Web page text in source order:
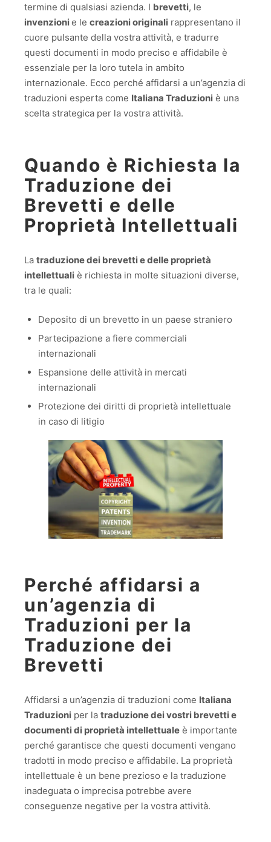
termine di qualsiasi azienda. I brevetti, le
invenzionie le creazioni originali rappresentano il
cuore pulsante della vostra attività, e tradurre
questi documenti in modo preciso e affidabile è
essenziale per la loro tutela in ambito
internazionale. Ecco perché affidarsi a un’agenzia di
traduzioni esperta come Italiana Traduzioni è una
scelta strategica per la vostra attività.
Quando è Richiesta la
Traduzione dei
Brevetti e delle
Proprietà Intellettuali
La traduzione dei brevetti e delle proprietà
intellettuali è richiesta in molte situazioni diverse,
tra le quali:
Deposito di un brevetto in un paese straniero
Partecipazione a fiere commerciali
internazionali
Espansione delle attività in mercati
internazionali
Protezione dei diritti di proprietà intellettuale
in caso di litigio
Perché affidarsi a
un’agenzia di
Traduzioni per la
Traduzione dei
Brevetti
Affidarsi a un’agenzia di traduzioni come Italiana
Traduzioni per la traduzione dei vostri brevetti e
documenti di proprietà intellettuale è importante
perché garantisce che questi documenti vengano
tradotti in modo preciso e affidabile. La proprietà
intellettuale è un bene prezioso e la traduzione
inadeguata o imprecisa potrebbe avere
conseguenze negative per la vostra attività.